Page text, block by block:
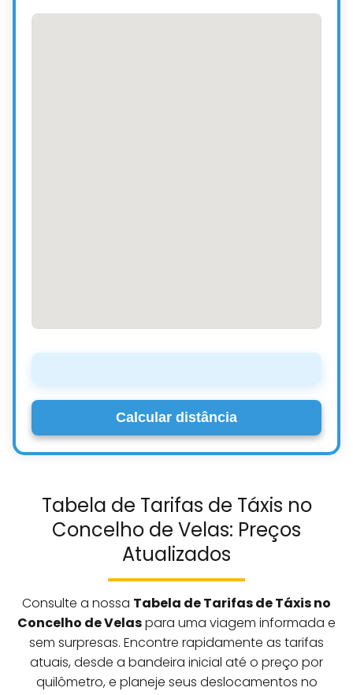
Calcular distância
Tabela de Tarifas de Táxis no
Concelho de Velas: Preços
Atualizados
Consulte a nossa Tabela de Tarifas de Táxis no
Concelho de Velaspara uma viagem informada e
sem surpresas. Encontre rapidamente as tarifas
atuais, desde a bandeira inicial até o preço por
quilômetro, e planeje seus deslocamentos no